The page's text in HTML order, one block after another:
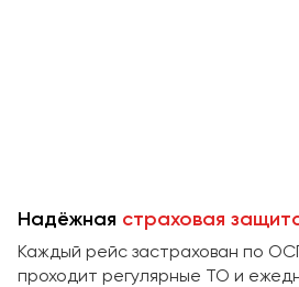
Надёжная страховая
Каждый рейс застрахован по
проходит регулярные ТО и